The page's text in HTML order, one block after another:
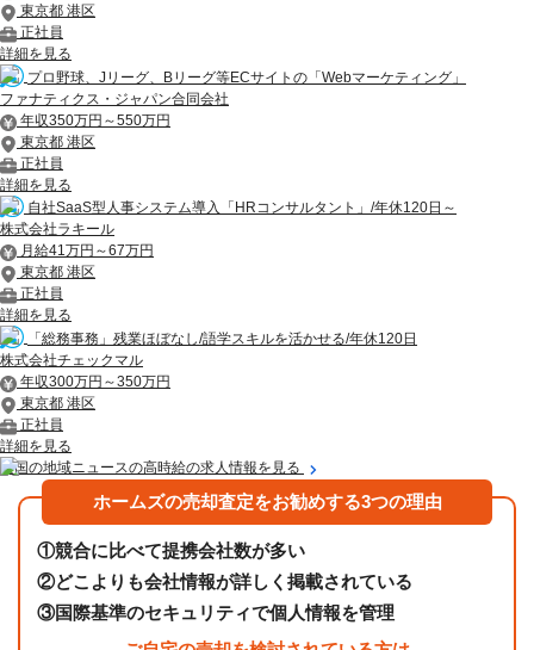
東京都 港区
正社員
詳細を見る
プロ野球、Jリーグ、Bリーグ等ECサイトの「Webマーケティング」
ファナティクス・ジャパン合同会社
年収350万円～550万円
東京都 港区
正社員
詳細を見る
自社SaaS型人事システム導入「HRコンサルタント」/年休120日～
株式会社ラキール
月給41万円～67万円
東京都 港区
正社員
詳細を見る
「総務事務」残業ほぼなし/語学スキルを活かせる/年休120日
株式会社チェックマル
年収300万円～350万円
東京都 港区
正社員
詳細を見る
全国の地域ニュースの高時給の求人情報を見る
ホームズの売却査定をお勧めする3つの理由
①競合に比べて提携会社数が多い
②どこよりも会社情報が詳しく掲載されている
③国際基準のセキュリティで個人情報を管理